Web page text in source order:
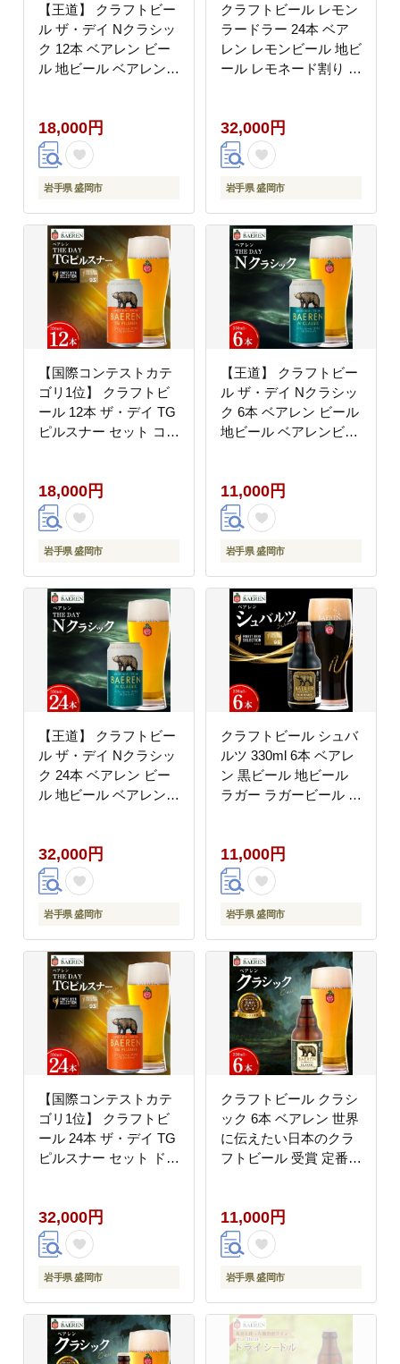
【王道】 クラフトビー
ル ザ・デイ Nクラシッ
ク 12本 ベアレン ビー
ル 地ビール ベアレンビ
晩酌 缶ビール 飲料 飲
み物 夕飯 お土産 手土
産 プレゼント ギフト
岩手県 盛岡市 東北 岩
ン醸造所
18,000円
岩手県 盛岡市
クラフトビール レモン
ラードラー 24本 ベア
レン レモンビール 地ビ
ール レモネード割り シ
びーる 麦酒 ビール お
酒 酒 アルコール 発泡
酒 飲料 岩手 盛岡 ベア
レン醸造所
32,000円
岩手県 盛岡市
【国際コンテストカテ
ゴリ1位】 クラフトビ
ール 12本 ザ・デイ TG
ピルスナー セット コン
ール ビール ラガー ド
イツ お酒 酒 アルコー
ル 缶ビール 缶 飲料 岩
手 岩手県 盛岡市 盛岡
18,000円
岩手県 盛岡市
【王道】 クラフトビー
ル ザ・デイ Nクラシッ
ク 6本 ベアレン ビール
地ビール ベアレンビー
酌 缶ビール 飲料 飲み
物 夕飯 お土産 手土産
プレゼント ギフト 岩手
県 盛岡市 東北 岩手 盛
造所
11,000円
岩手県 盛岡市
【王道】 クラフトビー
ル ザ・デイ Nクラシッ
ク 24本 ベアレン ビー
ル 地ビール ベアレンビ
晩酌 缶ビール 飲料 飲
み物 夕飯 お土産 手土
産 プレゼント ギフト
岩手県 盛岡市 東北 岩
ン醸造所
32,000円
岩手県 盛岡市
クラフトビール シュバ
ルツ 330ml 6本 ベアレ
ン 黒ビール 地ビール
ラガー ラガービール ク
酒 酒 アルコール 瓶ビ
ール 瓶 飲料 飲み物 夕
飯 お土産 岩手 岩手県
盛岡市 盛岡 ベアレン醸
11,000円
岩手県 盛岡市
【国際コンテストカテ
ゴリ1位】 クラフトビ
ール 24本 ザ・デイ TG
ピルスナー セット ドイ
ビール 地ビール ビール
ラガー ラガービール ド
イツ 麦酒 お酒 酒 アル
コール 岩手 盛岡 ベア
32,000円
岩手県 盛岡市
クラフトビール クラシ
ック 6本 ベアレン 世界
に伝えたい日本のクラ
フトビール 受賞 定番
麦酒 ビール お酒 酒 ア
ルコール 瓶ビール 瓶
飲料 飲み物 夕飯 お土
産 岩手 盛岡 ベアレン
11,000円
岩手県 盛岡市